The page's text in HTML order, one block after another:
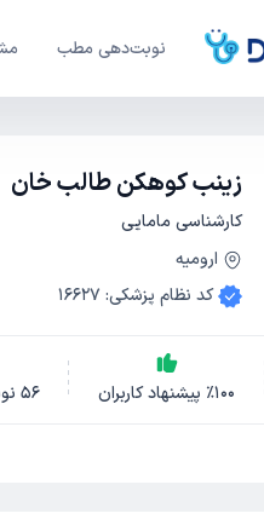
نوبت‌دهی مطب
زینب کوهکن طالب خان
کارشناسی مامایی
ارومیه
کد نظام پزشکی:
16627
٪100 پیشنهاد کاربران 56